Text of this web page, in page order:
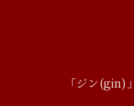
「ジン(gin)」